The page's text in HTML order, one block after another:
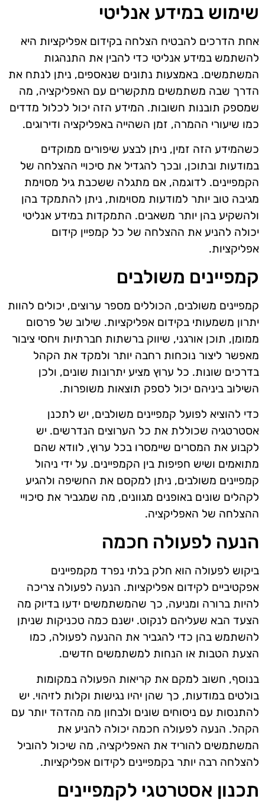
שימוש במידע אנליטי
אחת הדרכים להבטיח הצלחה בקידום אפליקציות היא
להשתמש במידע אנליטי כדי להבין את התנהגות
המשתמשים. באמצעות נתונים שנאספים, ניתן לנתח את
הדרך שבה משתמשים מתקשרים עם האפליקציה, מה
שמספק תובנות חשובות. המידע הזה יכול לכלול מדדים
כמו שיעורי ההמרה, זמן השהייה באפליקציה ודירוגים.
כשהמידע הזה זמין, ניתן לבצע שיפורים ממוקדים
במודעות ובתוכן, ובכך להגדיל את סיכויי ההצלחה של
הקמפיינים. לדוגמה, אם מתגלה ששכבת גיל מסוימת
מגיבה טוב יותר למודעות מסוימות, ניתן להתמקד בהן
ולהשקיע בהן יותר משאבים. התמקדות במידע אנליטי
יכולה להניע את ההצלחה של כל קמפיין קידום
אפליקציות.
קמפיינים משולבים
קמפיינים משולבים, הכוללים מספר ערוצים, יכולים להוות
יתרון משמעותי בקידום אפליקציות. שילוב של פרסום
ממומן, תוכן אורגני, שיווק ברשתות חברתיות ויחסי ציבור
מאפשר ליצור נוכחות רחבה יותר ולמקד את הקהל
בדרכים שונות. כל ערוץ מציע יתרונות שונים, ולכן
השילוב ביניהם יכול לספק תוצאות משופרות.
כדי להוציא לפועל קמפיינים משולבים, יש לתכנן
אסטרטגיה שכוללת את כל הערוצים הנדרשים. יש
לקבוע את המסרים שיימסרו בכל ערוץ, לוודא שהם
מתואמים ושיש חפיפות בין הקמפיינים. על ידי ניהול
קמפיינים משולבים, ניתן למקסם את החשיפה ולהגיע
לקהלים שונים באופנים מגוונים, מה שמגביר את סיכויי
ההצלחה של האפליקציה.
הנעה לפעולה חכמה
ביקוש לפעולה הוא חלק בלתי נפרד מקמפיינים
אפקטיביים לקידום אפליקציות. הנעה לפעולה צריכה
להיות ברורה ומניעה, כך שהמשתמשים ידעו בדיוק מה
הצעד הבא שעליהם לנקוט. ישנם כמה טכניקות שניתן
להשתמש בהן כדי להגביר את ההנעה לפעולה, כמו
הצעת הטבות או הנחות למשתמשים חדשים.
בנוסף, חשוב למקם את קריאות הפעולה במקומות
בולטים במודעות, כך שהן יהיו נגישות וקלות לזיהוי. יש
להתנסות עם ניסוחים שונים ולבחון מה מהדהד יותר עם
הקהל. הנעה לפעולה חכמה יכולה להניע את
המשתמשים להוריד את האפליקציה, מה שיכול להוביל
להצלחה רבה יותר בקמפיינים לקידום אפליקציות.
תכנון אסטרטגי לקמפיינים